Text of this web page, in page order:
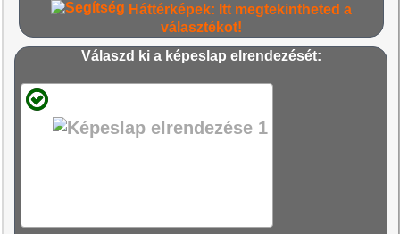
Háttérképek: Itt megtekintheted a
választékot!
Válaszd ki a képeslap elrendezését: